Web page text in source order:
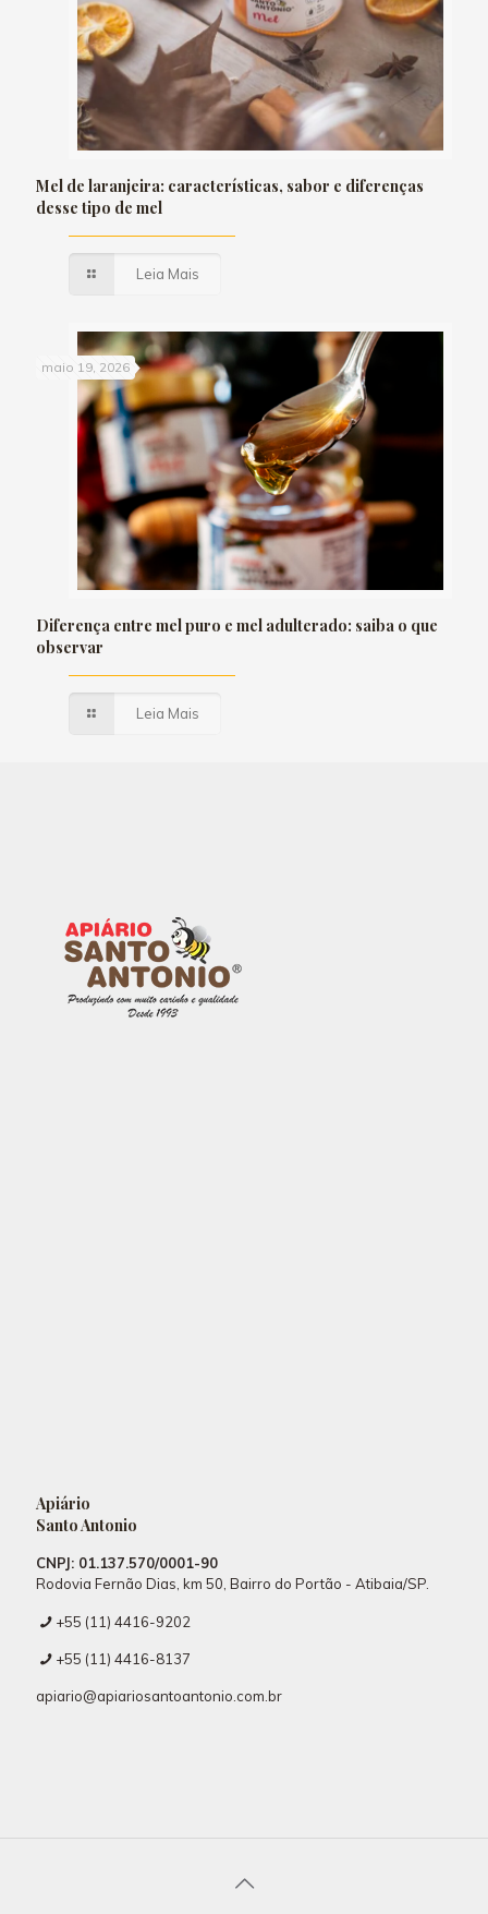
Mel de laranjeira: características, sabor e diferenças
desse tipo de mel
Leia Mais
maio 19, 2026
Diferença entre mel puro e mel adulterado: saiba o que
observar
Leia Mais
Apiário
Santo Antonio
CNPJ: 01.137.570/0001-90
Rodovia Fernão Dias, km 50, Bairro do Portão - Atibaia/SP.
+55 (11) 4416-9202
+55 (11) 4416-8137
apiario@apiariosantoantonio.com.br